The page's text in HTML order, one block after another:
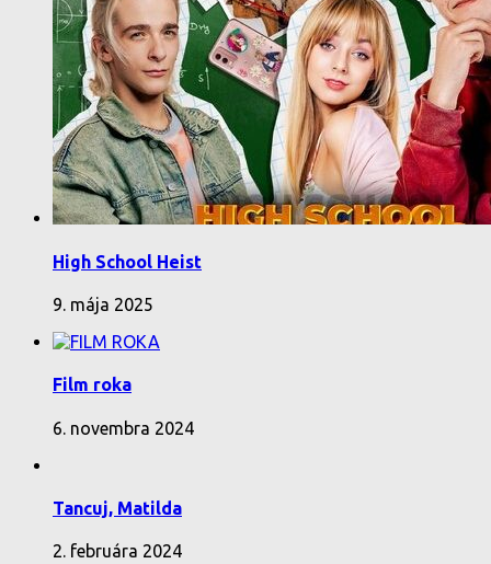
High School Heist
9. mája 2025
Film roka
6. novembra 2024
Tancuj, Matilda
2. februára 2024